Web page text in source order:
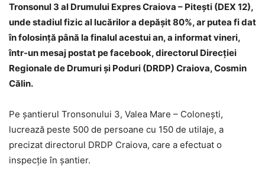
Tronsonul 3 al Drumului Expres Craiova – Piteşti (DEX 12),
unde stadiul fizic al lucărilor a depăşit 80%, ar putea fi dat
în folosinţă până la finalul acestui an, a informat vineri,
într-un mesaj postat pe facebook, directorul Direcţiei
Regionale de Drumuri şi Poduri (DRDP) Craiova, Cosmin
Călin.
Pe şantierul Tronsonului 3, Valea Mare – Coloneşti,
lucrează peste 500 de persoane cu 150 de utilaje, a
precizat directorul DRDP Craiova, care a efectuat o
inspecţie în şantier.